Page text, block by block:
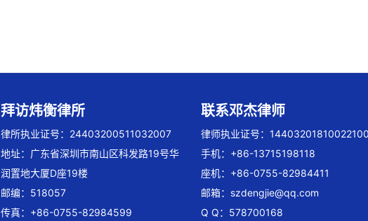
拜访炜衡律所
律所执业证号：24403200511032007
地址：广东省深圳市南山区科发路19号华
润置地大厦D座19楼
邮编：518057
传真：+86-0755-82984599
联系邓杰律师
律师执业证号：14403201810022100
手机：+86-13715198118
座机：+86-0755-82984411
邮箱： szdengjie@qq.com
Q Q：578700168